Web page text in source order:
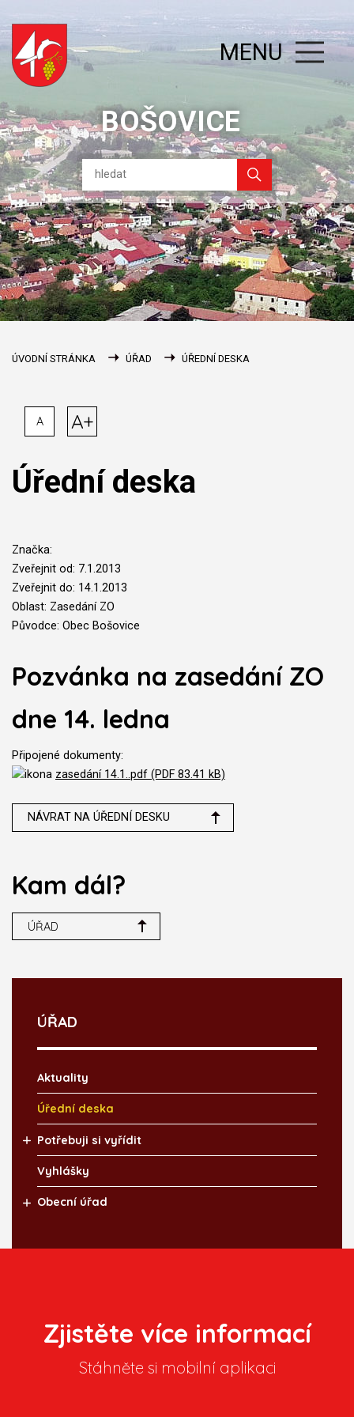
BOŠOVICE
MENU
ÚVODNÍ STRÁNKA ÚŘAD ÚŘEDNÍ DESKA
A A+
Úřední deska
Značka:
Zveřejnit od: 7.1.2013
Zveřejnit do: 14.1.2013
Oblast: Zasedání ZO
Původce: Obec Bošovice
Pozvánka na zasedání ZO
dne 14. ledna
Připojené dokumenty:
zasedání 14.1..pdf (PDF 83.41 kB)
NÁVRAT NA ÚŘEDNÍ DESKU
Kam dál?
ÚŘAD
ÚŘAD
Aktuality
Úřední deska
Potřebuji si vyřídit
Vyhlášky
Obecní úřad
Zjistěte více informací
Stáhněte si mobilní aplikaci